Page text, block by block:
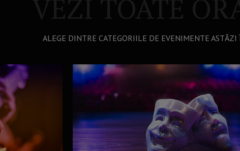
VEZI TOATE
ALEGE DINTRE CATEGORIILE DE EVENIMENTE